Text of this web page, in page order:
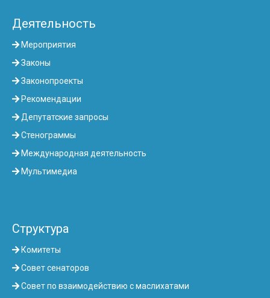
Деятельность
Мероприятия
Законы
Законопроекты
Рекомендации
Депутатские запросы
Стенограммы
Международная деятельность
Мультимедиа
Структура
Комитеты
Совет сенаторов
Совет по взаимодействию с маслихатами